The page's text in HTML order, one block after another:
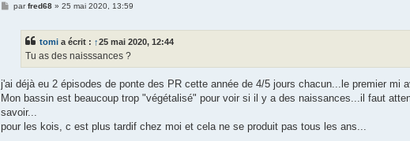
Mparfred68 »25 mai 2020, 13:59
tomi a écrit : ↑25 mai 2020, 12:44
Tu as des naisssances ?
j'ai déjà eu 2 épisodes de ponte des PR cette année de 4/5 jours chacun...le premier mi
Mon bassin est beaucoup trop "végétalisé" pour voir si il y a des naissances...il faut
savoir...
pour les kois, c est plus tardif chez moi et cela ne se produit pas tous les ans...